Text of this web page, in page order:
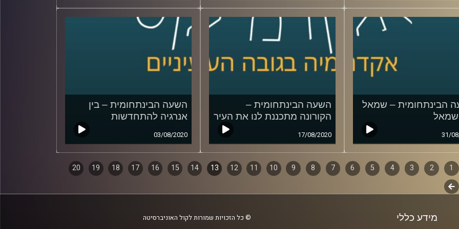
הבינתחומית – שמאל
שמאל
31/
השעה הבינתחומית –
הקורונה מתכננת לנו את העיר
17/08/2020
השעה הבינתחומית – בין
אנרגיה להתחדשות
03/08/2020
1
2
3
4
5
6
7
8
9
10
11
12
13
14
15
16
17
18
19
20
לשלב
מידע כללי © כל הזכויות שמורות לקול האוניברסיטה